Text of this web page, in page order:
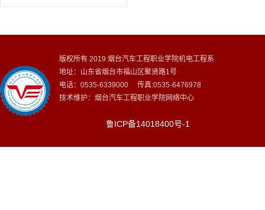
版权所有 2019 烟台汽车工程职业学院机电工程系
地址：山东省烟台市福山区聚贤路1号
电话：0535-6339000 传真:0535-6476978
技术维护：烟台汽车工程职业学院网络中心
鲁ICP备14018400号-1